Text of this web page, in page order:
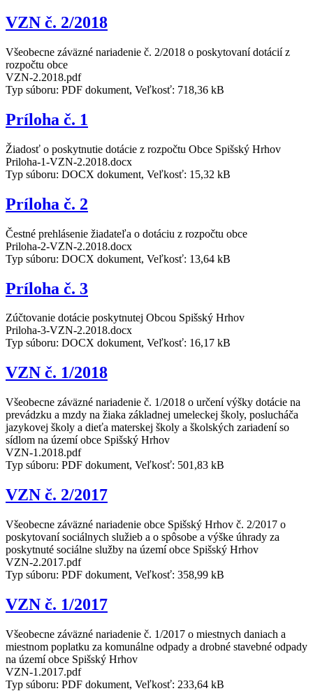
VZN č. 2/2018
Všeobecne záväzné nariadenie č. 2/2018 o poskytovaní dotácií z
rozpočtu obce
VZN-2.2018.pdf
Typ súboru: PDF dokument, Veľkosť: 718,36 kB
Príloha č. 1
Žiadosť o poskytnutie dotácie z rozpočtu Obce Spišský Hrhov
Priloha-1-VZN-2.2018.docx
Typ súboru: DOCX dokument, Veľkosť: 15,32 kB
Príloha č. 2
Čestné prehlásenie žiadateľa o dotáciu z rozpočtu obce
Priloha-2-VZN-2.2018.docx
Typ súboru: DOCX dokument, Veľkosť: 13,64 kB
Príloha č. 3
Zúčtovanie dotácie poskytnutej Obcou Spišský Hrhov
Priloha-3-VZN-2.2018.docx
Typ súboru: DOCX dokument, Veľkosť: 16,17 kB
VZN č. 1/2018
Všeobecne záväzné nariadenie č. 1/2018 o určení výšky dotácie na
prevádzku a mzdy na žiaka základnej umeleckej školy, poslucháča
jazykovej školy a dieťa materskej školy a školských zariadení so
sídlom na území obce Spišský Hrhov
VZN-1.2018.pdf
Typ súboru: PDF dokument, Veľkosť: 501,83 kB
VZN č. 2/2017
Všeobecne záväzné nariadenie obce Spišský Hrhov č. 2/2017 o
poskytovaní sociálnych služieb a o spôsobe a výške úhrady za
poskytnuté sociálne služby na území obce Spišský Hrhov
VZN-2.2017.pdf
Typ súboru: PDF dokument, Veľkosť: 358,99 kB
VZN č. 1/2017
Všeobecne záväzné nariadenie č. 1/2017 o miestnych daniach a
miestnom poplatku za komunálne odpady a drobné stavebné odpady
na území obce Spišský Hrhov
VZN-1.2017.pdf
Typ súboru: PDF dokument, Veľkosť: 233,64 kB